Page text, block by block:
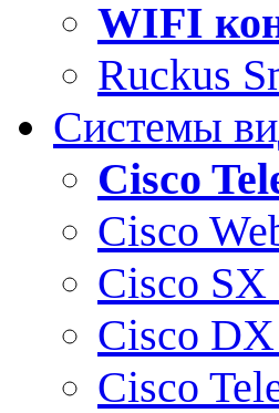
WIFI
Ruckus
Системы
Cisco
Cisco
Cisco
Cisco
Cisco